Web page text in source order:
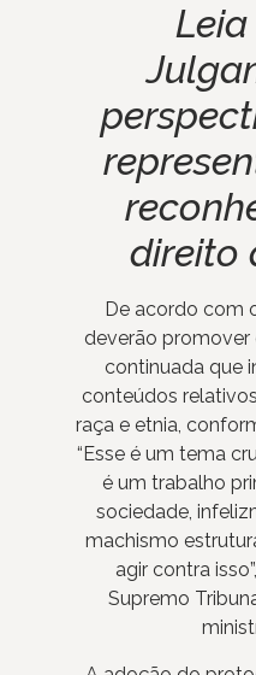
direito
De acordo com
deverão promover
continuada que
conteúdos
raça e etnia,
“Esse é um tema
é um trabalho
sociedade,
machismo
agir contra
Supremo